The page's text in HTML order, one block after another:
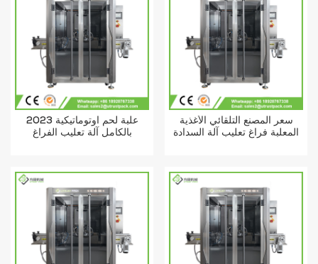
2023 علبة لحم أوتوماتيكية
بالكامل آلة تعليب الفراغ
سعر المصنع التلقائي الأغذية
المعلبة فراغ تعليب آلة السدادة